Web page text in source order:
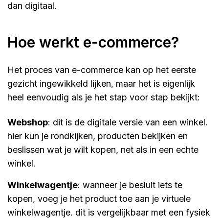
dan digitaal.
hoe werkt e-commerce?
Het proces van e-commerce kan op het eerste
gezicht ingewikkeld lijken, maar het is eigenlijk
heel eenvoudig als je het stap voor stap bekijkt:
webshop: dit is de digitale versie van een winkel.
hier kun je rondkijken, producten bekijken en
beslissen wat je wilt kopen, net als in een echte
winkel.
winkelwagentje: wanneer je besluit iets te
kopen, voeg je het product toe aan je virtuele
winkelwagentje. dit is vergelijkbaar met een fysiek